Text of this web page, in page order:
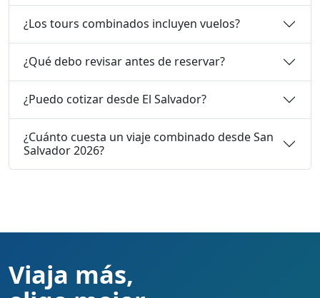
¿Los tours combinados incluyen vuelos?
¿Qué debo revisar antes de reservar?
¿Puedo cotizar desde El Salvador?
¿Cuánto cuesta un viaje combinado desde San
Salvador 2026?
Viaja más,